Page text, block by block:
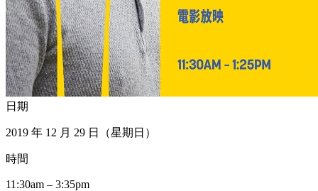
日期
2019 年 12 月 29 日（星期日）
時間
11:30am – 3:35pm